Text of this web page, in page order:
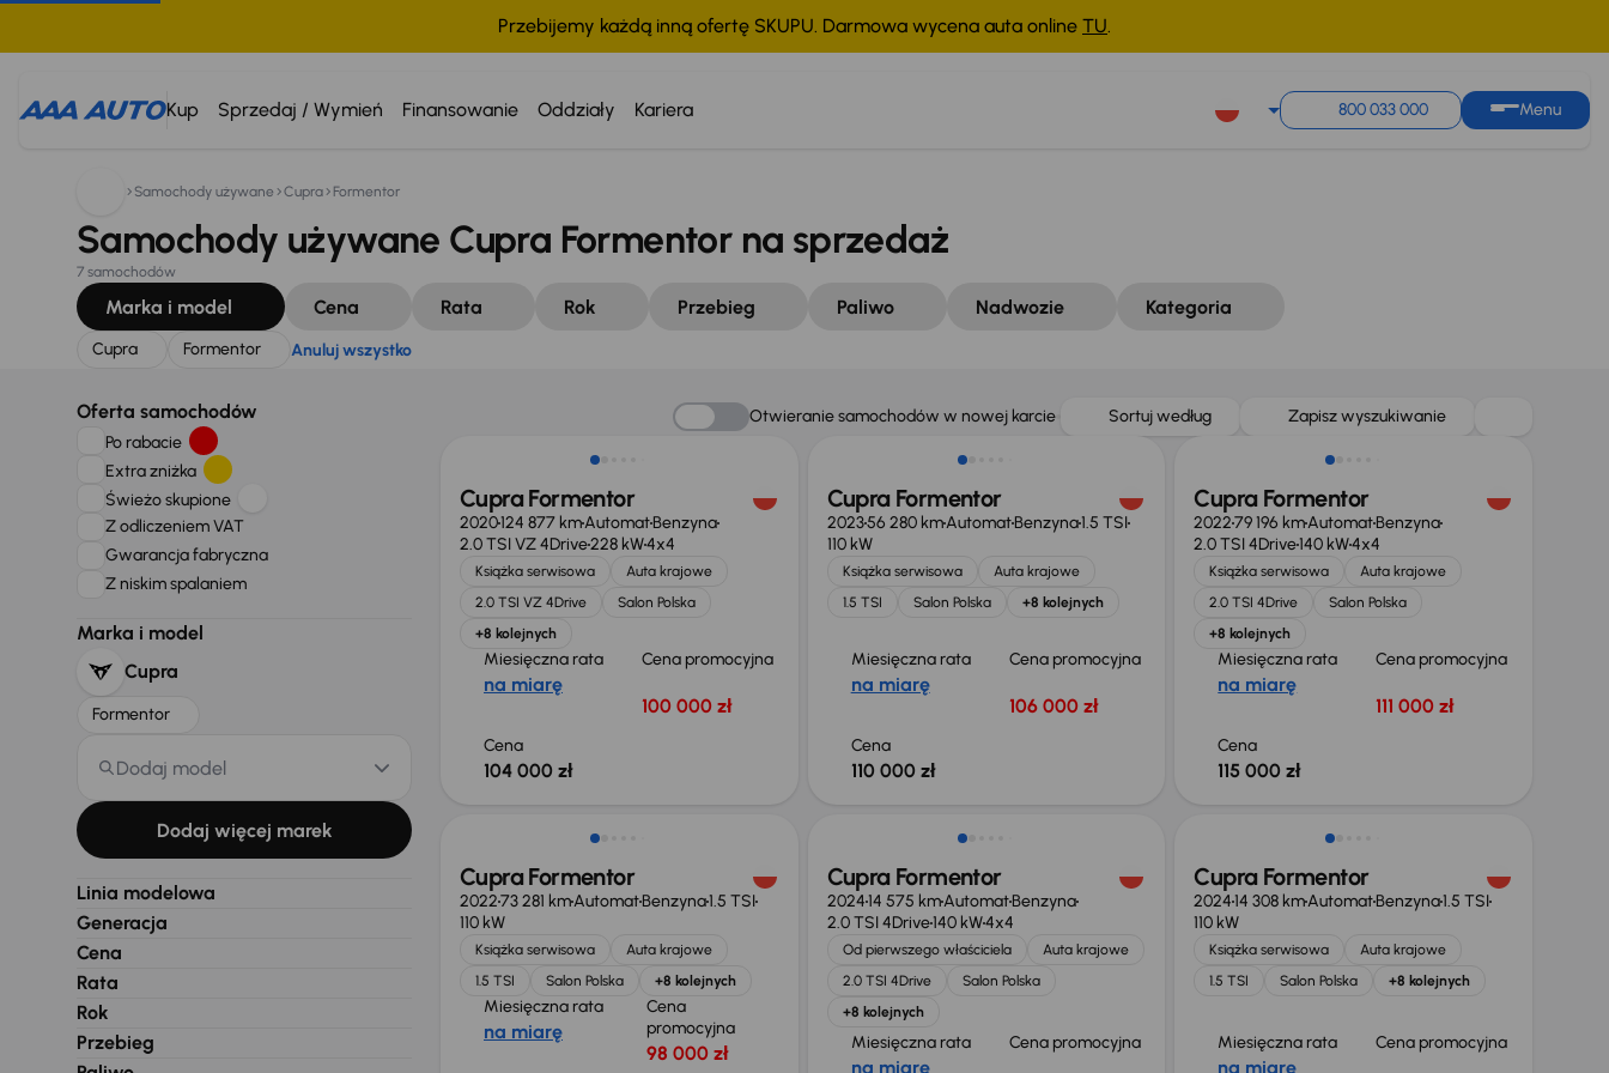
Przebijemy każdą inną ofertę SKUPU. Darmowa wycena auta online TU.
Kup Sprzedaj / Wymień Finansowanie Oddziały Kariera 800 033 000 Menu
Szukam: Anuluj wszystko
Samochody używane Cupra Formentor
Samochody używane Cupra Formentor na sprzedaż
7 samochodów
Marka i model Cena Rata Rok Przebieg Paliwo Nadwozie Kategoria
Cupra Formentor Anuluj wszystko
Oferta samochodów
Po rabacie
Extra zniżka
Świeżo skupione
Z odliczeniem VAT
Gwarancja fabryczna
Z niskim spalaniem
Marka i model
Cupra
Formentor
Dodaj model
Dodaj więcej marek
Linia modelowa
Generacja
Cena
Rata
Rok
Przebieg
Otwieranie samochodów w nowej karcie Sortuj według Zapisz wyszukiwanie
Cupra Formentor
2020124 877 kmAutomatBenzyna
2.0 TSI VZ 4Drive228 kW4x4
Książka serwisowa
Auta krajowe
2.0 TSI VZ 4Drive
Salon Polska
+8 kolejnych
Miesięczna rata
na miarę
Cena promocyjna
100 000 zł
Cena
104 000 zł
Cupra Formentor
202356 280 kmAutomatBenzyna1.5 TSI
110 kW
Książka serwisowa
Auta krajowe
1.5 TSI
Salon Polska +8 kolejnych
Miesięczna rata
na miarę
Cena promocyjna
106 000 zł
Cena
110 000 zł
Cupra Formentor
202279 196 kmAutomatBenzyna
2.0 TSI 4Drive140 kW4x4
Książka serwisowa
Auta krajowe
2.0 TSI 4Drive
Salon Polska
+8 kolejnych
Miesięczna rata
na miarę
Cena promocyjna
111 000 zł
Cena
115 000 zł
Cupra Formentor
202273 281 kmAutomatBenzyna1.5 TSI
110 kW
Książka serwisowa
Auta krajowe
1.5 TSI
Salon Polska +8 kolejnych
Miesięczna rata
na miarę
Cena
promocyjna
98 000 zł
Cupra Formentor
202414 575 kmAutomatBenzyna
2.0 TSI 4Drive140 kW4x4
Od pierwszego właściciela
Auta krajowe
2.0 TSI 4Drive
Salon Polska
+8 kolejnych
Miesięczna rata
na miarę
Cena promocyjna
Świeżo skupione
Cupra Formentor
202414 308 kmAutomatBenzyna1.5 TSI
110 kW
Książka serwisowa
Auta krajowe
1.5 TSI
Salon Polska +8 kolejnych
Miesięczna rata
na miarę
Cena promocyjna